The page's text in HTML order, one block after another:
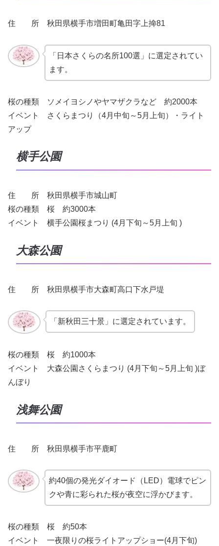
住 所 秋田県横手市増田町亀田字上掵81
「日本さくらの名所100選」に選定されてい
ます。
桜の種類 ソメイヨシノやヤマザクラなど 約2000本
イベント さくらまつり（4月中旬～5月上旬）・ライト
アップ
横手公園
住 所 秋田県横手市城山町
桜の種類 桜 約3000本
イベント 横手公園桜まつり (4月下旬～5月上旬 )
大森公園
住 所 秋田県横手市大森町高口下水戸堤
「新秋田三十景」に選定されています。
桜の種類 桜 約1000本
イベント 大森公園さくらまつり (4月下旬～5月上旬 )ぼ
んぼり
浅舞公園
住 所 秋田県横手市平鹿町
約40個の発光ダイオード（LED）電球でピン
クや青に彩られた桜が夜空に浮かびます。
桜の種類 桜 約50本
イベント 一夜限りの桜ライトアップショー(4月下旬)